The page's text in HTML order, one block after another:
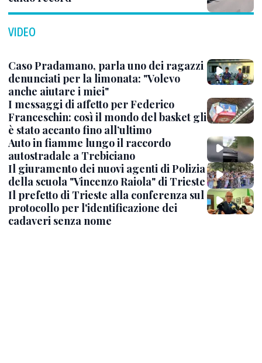
VIDEO
Caso Pradamano, parla uno dei ragazzi
denunciati per la limonata: "Volevo
anche aiutare i miei"
I messaggi di affetto per Federico
Franceschin: così il mondo del basket gli
è stato accanto fino all’ultimo
Auto in fiamme lungo il raccordo
autostradale a Trebiciano
Il giuramento dei nuovi agenti di Polizia
della scuola "Vincenzo Raiola" di Trieste
Il prefetto di Trieste alla conferenza sul
protocollo per l'identificazione dei
cadaveri senza nome